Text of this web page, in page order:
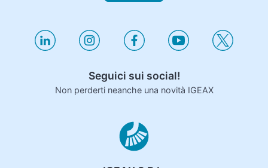
Seguici sui social!
Non perderti neanche una novità IGEAX